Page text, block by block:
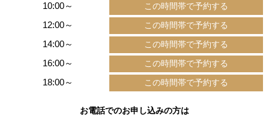
10:00～
12:00～
14:00～
16:00～
18:00～
お電話でのお申し込みの方は